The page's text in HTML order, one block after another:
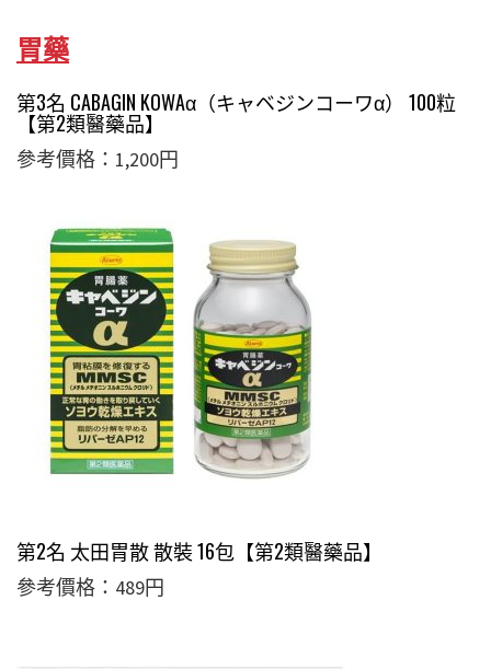
胃藥
第3名 CABAGIN KOWAα（キャベジンコーワα） 100粒
【第2類醫藥品】
參考價格：1,200円
第2名 太田胃散 散裝 16包【第2類醫藥品】
參考價格：489円